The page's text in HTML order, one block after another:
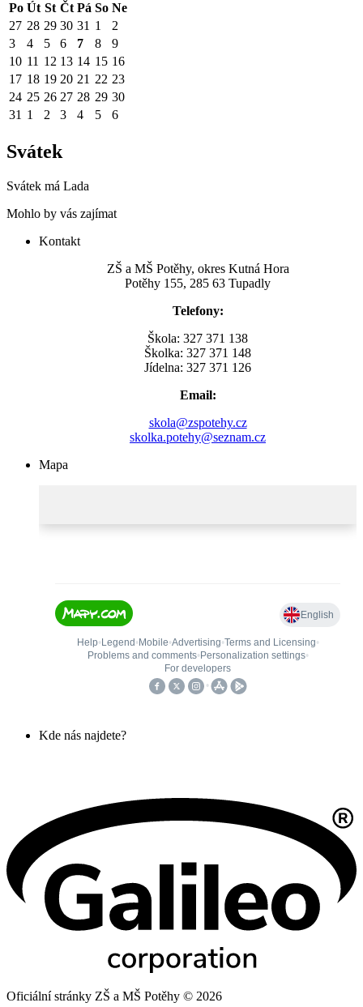
Po Út St Čt Pá So Ne
27 28 29 30 31 1
2
3
4 5 6 7 8
9
10 11 12 13 14 15 16
17 18 19 20 21 22 23
24 25 26 27 28 29 30
31 1 2 3 4 5 6
Svátek
Svátek má Lada
Mohlo by vás zajímat
Kontakt
ZŠ a MŠ Potěhy, okres Kutná Hora
Potěhy 155, 285 63 Tupadly
Telefony:
Škola: 327 371 138
Školka: 327 371 148
Jídelna: 327 371 126
Email:
skola@zspotehy.cz
skolka.potehy@seznam.cz
Mapa
Kde nás najdete?
Oficiální stránky ZŠ a MŠ Potěhy © 2026